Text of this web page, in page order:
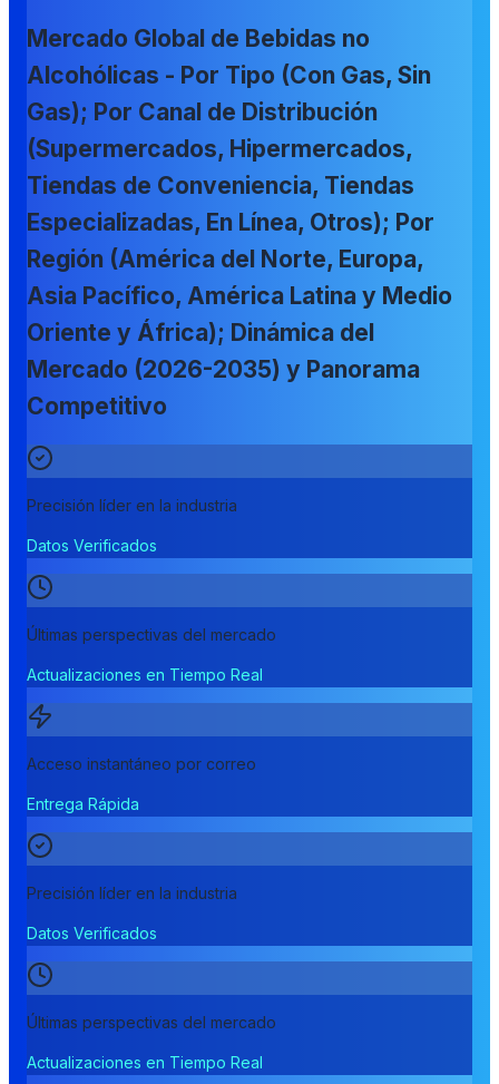
Mercado Global de Bebidas no
Alcohólicas - Por Tipo (Con Gas, Sin
Gas); Por Canal de Distribución
(Supermercados, Hipermercados,
Tiendas de Conveniencia, Tiendas
Especializadas, En Línea, Otros); Por
Región (América del Norte, Europa,
Asia Pacífico, América Latina y Medio
Oriente y África); Dinámica del
Mercado (2026-2035) y Panorama
Competitivo
Precisión líder en la industria
Datos Verificados
Últimas perspectivas del mercado
Actualizaciones en Tiempo Real
Acceso instantáneo por correo
Entrega Rápida
Precisión líder en la industria
Datos Verificados
Últimas perspectivas del mercado
Actualizaciones en Tiempo Real